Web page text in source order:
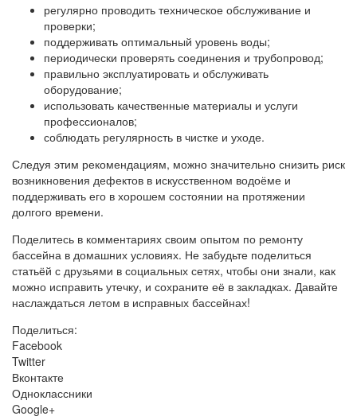
регулярно проводить техническое обслуживание и
проверки;
поддерживать оптимальный уровень воды;
периодически проверять соединения и трубопровод;
правильно эксплуатировать и обслуживать
оборудование;
использовать качественные материалы и услуги
профессионалов;
соблюдать регулярность в чистке и уходе.
Следуя этим рекомендациям, можно значительно снизить риск
возникновения дефектов в искусственном водоёме и
поддерживать его в хорошем состоянии на протяжении
долгого времени.
Поделитесь в комментариях своим опытом по ремонту
бассейна в домашних условиях. Не забудьте поделиться
статьёй с друзьями в социальных сетях, чтобы они знали, как
можно исправить утечку, и сохраните её в закладках. Давайте
наслаждаться летом в исправных бассейнах!
Поделиться:
Facebook
Twitter
Вконтакте
Одноклассники
Google+